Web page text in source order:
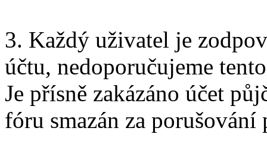
3. Každý uživatel je
účtu, nedoporučujeme
Je přísně zakázáno účet
fóru smazán za porušování